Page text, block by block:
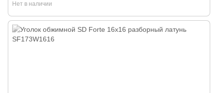
Нет в наличии